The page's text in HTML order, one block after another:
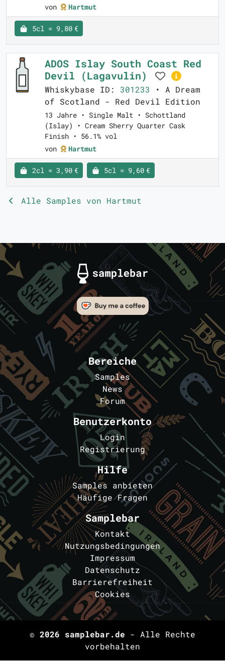
von
Hartmut
5cl = 9,80 €
ADOS Islay South Coast Red
Devil (Lagavulin)
Whiskybase ID: 301233 • A Dream
of Scotland - Red Devil Edition
13 Jahre • Single Malt • Schottland
(Islay) • Cream Sherry Quarter Cask
Finish • 56.1% vol
von
Hartmut
2cl = 3,90 € 5cl = 9,60 €
Alle Samples von Hartmut
Bereiche
Samples
News
Forum
Benutzerkonto
Login
Registrierung
Hilfe
Samples anbieten
Häufige Fragen
Samplebar
Kontakt
Nutzungsbedingungen
Impressum
Datenschutz
Barrierefreiheit
Cookies
© 2026 samplebar.de - Alle Rechte
vorbehalten